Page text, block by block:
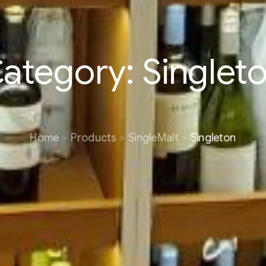
Home Products SingleMalt Singleton